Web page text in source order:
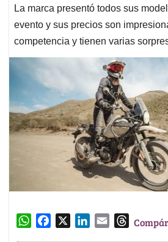
La marca presentó todos sus
evento y sus precios son
competencia y tienen varias
W
T